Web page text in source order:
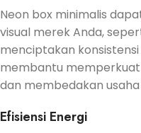
Neon box minimalis
visual merek Anda,
menciptakan
membantu
dan membedakan
Efisiensi Energi